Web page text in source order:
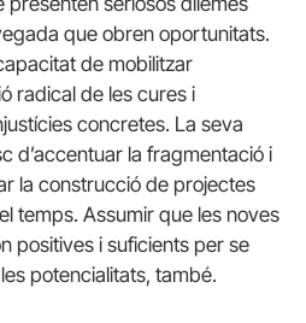
que obren oportunitats.
de mobilitzar
radical de les cures i
concretes. La seva
d’accentuar la fragmentació i
la construcció de projectes
temps. Assumir que les noves
positives i suficients per se
potencialitats, també.